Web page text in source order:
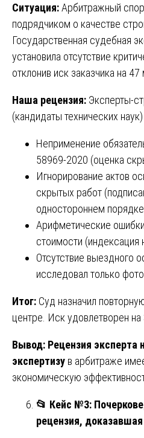
Ситуация:Арбитражный
подрядчиком о качестве
Государственная судебная
установила отсутствие
отклонив иск заказчика на
Наша рецензия: Эксперты-
(кандидаты технических
Неприменение
58969-2020 (оценка
Игнорирование актов
скрытых работ
одностороннем
Арифметические
стоимости (индексация
Отсутствие выездного
исследовал только
Итог: Суд назначил
центре. Иск удовлетворен
Вывод: Рецензия эксперта
экспертизу в арбитраже
экономическую
📂 Кейс №3:
рецензия,